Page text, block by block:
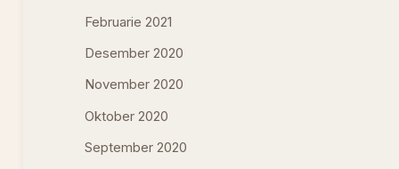
Februarie 2021
Desember 2020
November 2020
Oktober 2020
September 2020